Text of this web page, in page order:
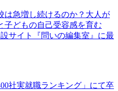
は急増し続けるのか？大人が
子どもの自己受容感を育む
サイト『問いの編集室』に最
社実就職ランキング」にて卒